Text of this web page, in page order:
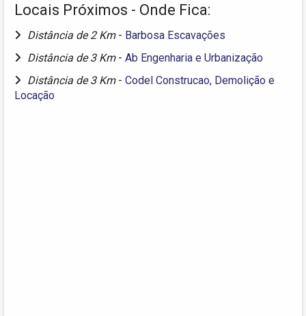
Locais Próximos - Onde Fica:
Distância de 2 Km - Barbosa Escavações
Distância de 3 Km - Ab Engenharia e Urbanização
Distância de 3 Km - Codel Construcao, Demolição e
Locação